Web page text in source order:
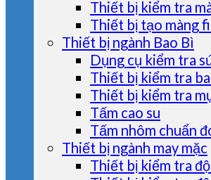
Thiết bị kiểm tra
Thiết bị tạo màng
Thiết bị ngành Bao Bì
Dụng cụ kiểm tra
Thiết bị kiểm tra
Thiết bị kiểm tra
Tấm cao su
Tấm nhôm chuẩn
Thiết bị ngành may mặc
Thiết bị kiểm tra